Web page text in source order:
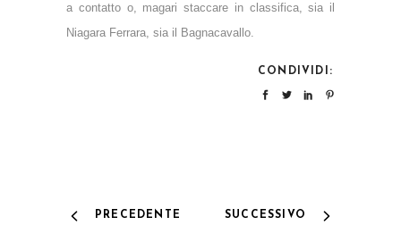
a contatto o, magari staccare in classifica, sia il
Niagara Ferrara, sia il Bagnacavallo.
CONDIVIDI:
PRECEDENTE SUCCESSIVO